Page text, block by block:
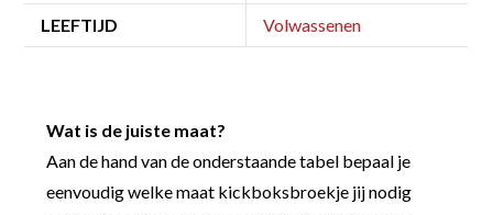
LEEFTIJD Volwassenen
Wat is de juiste maat?
Aan de hand van de onderstaande tabel bepaal je
eenvoudig welke maat kickboksbroekje jij nodig